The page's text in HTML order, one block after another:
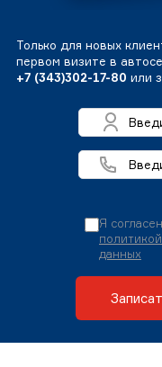
Только для новых
первом визите в
+7 (343)302-17-80 или
Я
данных